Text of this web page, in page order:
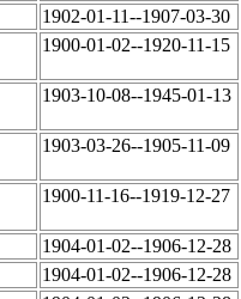
1902-01-11--1907-03-30
1900-01-02--1920-11-15
1903-10-08--1945-01-13
1903-03-26--1905-11-09
1900-11-16--1919-12-27
1904-01-02--1906-12-28
1904-01-02--1906-12-28